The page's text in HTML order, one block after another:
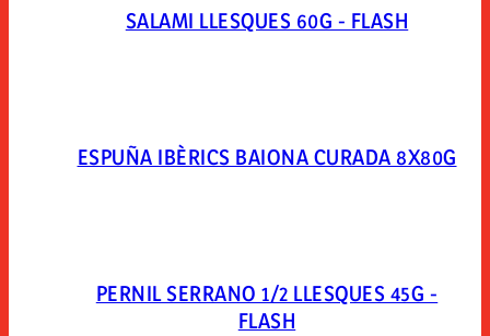
SALAMI LLESQUES 60G - FLASH
ESPUÑA IBÈRICS BAIONA CURADA 8X80G
PERNIL SERRANO 1/2 LLESQUES 45G -
FLASH